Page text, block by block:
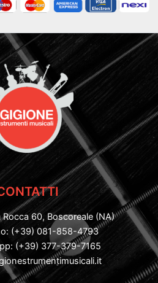
Rocca 60, Boscoreale (NA)
(+39) 081-858-4793
(+39) 377-379-7165